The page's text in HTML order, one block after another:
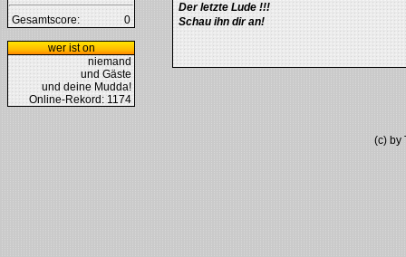
Gesamtscore: 0
wer ist on
niemand
und Gäste
und deine Mudda!
Online-Rekord: 1174
Der letzte Lude !!!
Schau ihn dir an!
(c) by